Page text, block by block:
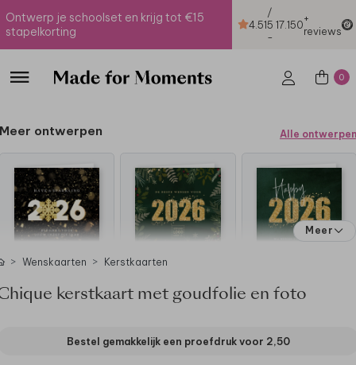
Ontwerp je schoolset en krijg tot €15
stapelkorting
4.51
/
5
-
17.150+
reviews
0
Meer ontwerpen Alle ontwerpen
Meer
Wenskaarten Kerstkaarten
kerstkaart met goudfolie en foto
Bestel gemakkelijk een proefdruk voor 2,50